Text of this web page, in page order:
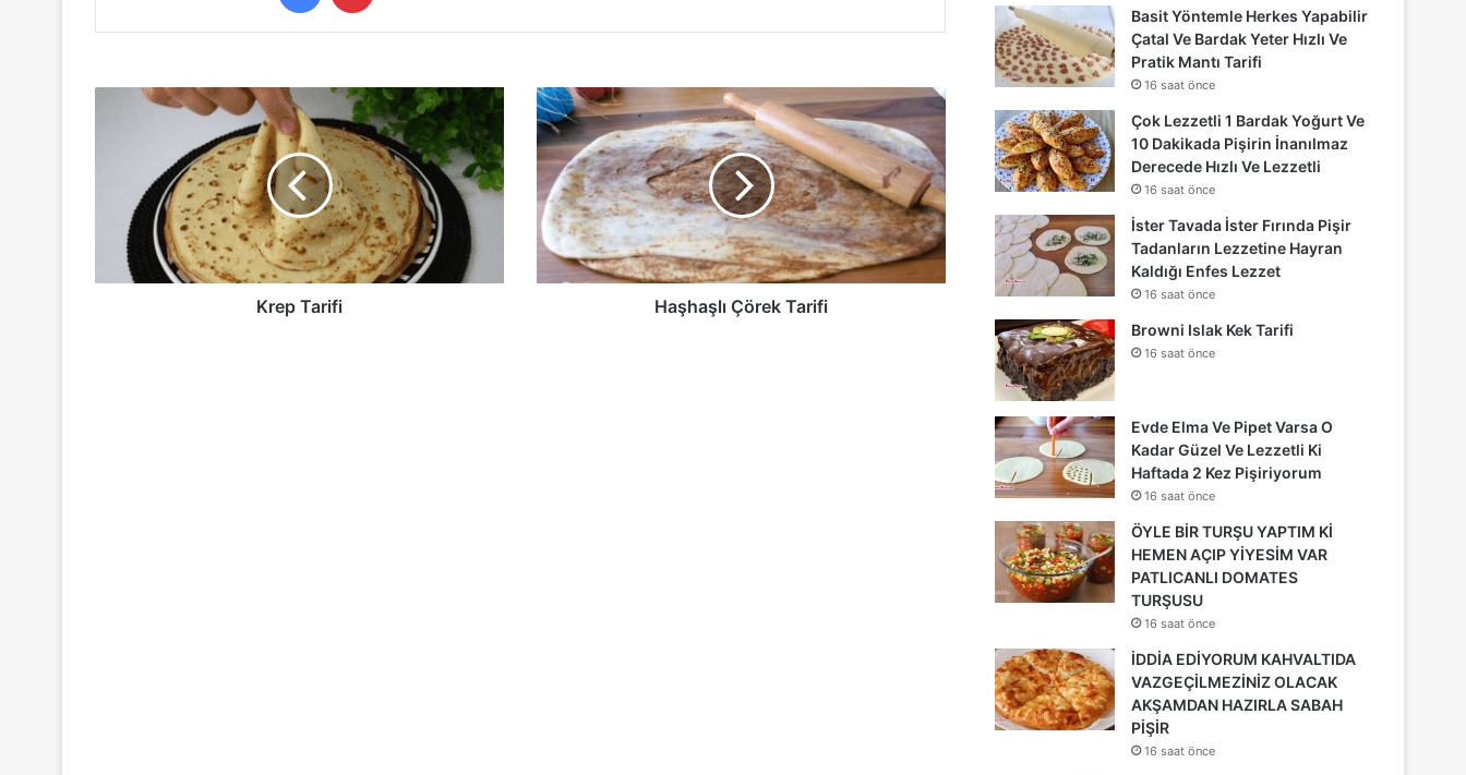
Krep Tarifi
Haşhaşlı
Çörek
Tarifi
Haşhaşlı Çörek Tarifi
Basit Yöntemle Herkes Yapabilir
Çatal Ve Bardak Yeter Hızlı Ve
Pratik Mantı Tarifi
16 saat önce
Çok Lezzetli 1 Bardak Yoğurt Ve
10 Dakikada Pişirin İnanılmaz
Derecede Hızlı Ve Lezzetli
16 saat önce
İster Tavada İster Fırında Pişir
Tadanların Lezzetine Hayran
Kaldığı Enfes Lezzet
16 saat önce
Browni Islak Kek Tarifi
16 saat önce
Evde Elma Ve Pipet Varsa O
Kadar Güzel Ve Lezzetli Ki
Haftada 2 Kez Pişiriyorum
16 saat önce
ÖYLE BİR TURŞU YAPTIM Kİ
HEMEN AÇIP YİYESİM VAR
PATLICANLI DOMATES
TURŞUSU
16 saat önce
İDDİA EDİYORUM KAHVALTIDA
VAZGEÇİLMEZİNİZ OLACAK
AKŞAMDAN HAZIRLA SABAH
PİŞİR
16 saat önce